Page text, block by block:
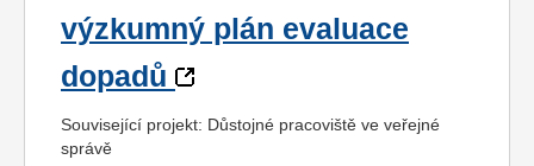
výzkumný plán evaluace
dopadů
Související projekt: Důstojné pracoviště ve veřejné
správě